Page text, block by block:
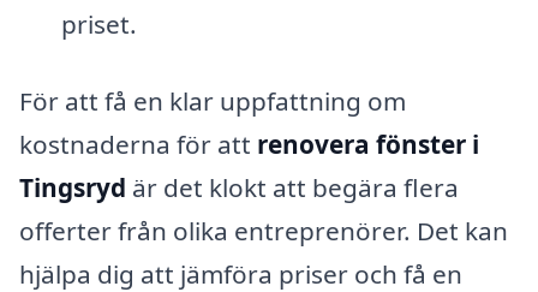
priset.
För att få en klar uppfattning om
kostnaderna för att renovera fönster i
Tingsryd är det klokt att begära flera
offerter från olika entreprenörer. Det kan
hjälpa dig att jämföra priser och få en